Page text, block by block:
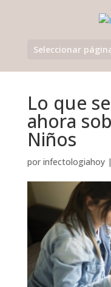
Seleccionar
Lo que
ahora
Niños
por infectologiahoy|